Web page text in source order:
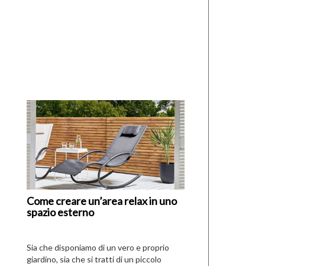
Come creare un’area relax in uno
spazio esterno
di
I
Vespri
Sia che disponiamo di un vero e proprio
giardino, sia che si tratti di un piccolo